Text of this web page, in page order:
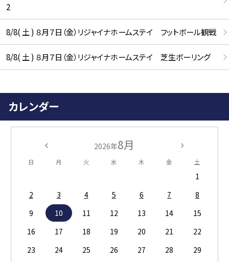
2
8/8( 土 ) ８月７日（金）リジャイナホームステイ フットボール観戦
8/8( 土 ) ８月７日（金）リジャイナホームステイ 芝生ボーリング
カレンダー
2026年8月
日 月 火 水 木 金 土
1
2
3 4 5 6 7
8
9
10 11 12 13 14
15
16
17 18 19 20 21
22
23
24 25 26 27 28
29